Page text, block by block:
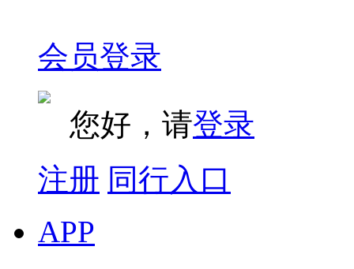
会员登录
您好，请登录
注册 同行入口
APP